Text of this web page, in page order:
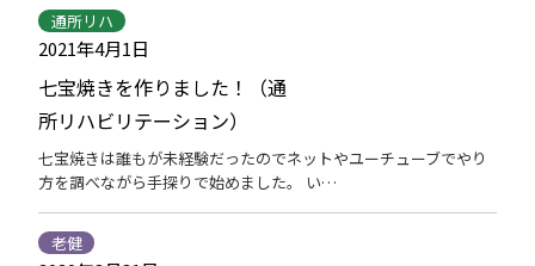
2021年4月1日
通所リハ
七宝焼きを作りました！（通
所リハビリテーション）
七宝焼きは誰もが未経験だったのでネットやユーチューブでやり
方を調べながら手探りで始めました。 い…
老健